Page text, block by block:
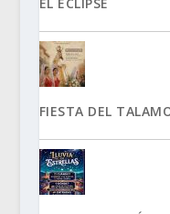
FIESTA DEL